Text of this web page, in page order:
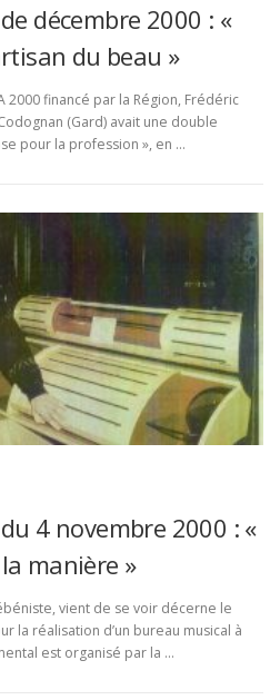
décembre 2000 : «
du beau »
2000 financé par la Région, Frédéric
(Gard) avait une double
pour la profession », en …
4 novembre 2000 : «
manière »
vient de se voir décerne le
la réalisation d’un bureau musical à
est organisé par la …